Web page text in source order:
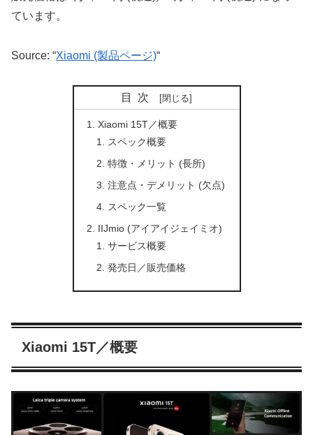
ています。
Source: “Xiaomi (製品ページ)“
目次
Xiaomi 15T／概要
スペック概要
特徴・メリット (長所)
注意点・デメリット (欠点)
スペック一覧
IIJmio (アイアイジェイミオ)
サービス概要
発売日／販売価格
Xiaomi 15T／概要